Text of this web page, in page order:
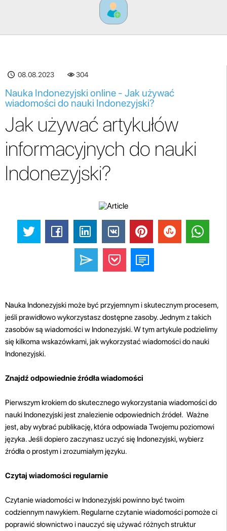
08.08.2023 304
Nauka Indonezyjski online - Jak używać
wiadomości do nauki Indonezyjski?
Jak używać artykułów
informacyjnych do nauki
Indonezyjski?
Nauka Indonezyjski może być przyjemnym i skutecznym procesem,
jeśli prawidłowo wykorzystasz dostępne zasoby. Jednym z takich
zasobów są wiadomości w Indonezyjski. W tym artykule podzielimy
się kilkoma wskazówkami, jak wykorzystać wiadomości do nauki
Indonezyjski.
Znajdź odpowiednie źródła wiadomości
Pierwszym krokiem do skutecznego wykorzystania wiadomości do
nauki Indonezyjski jest znalezienie odpowiednich źródeł. Ważne
jest, aby wybrać publikację, która odpowiada Twojemu poziomowi
języka. Jeśli dopiero zaczynasz uczyć się Indonezyjski, wybierz
źródła o prostym i zrozumiałym języku.
Czytaj wiadomości regularnie
Czytanie wiadomości w Indonezyjski powinno być twoim
codziennym nawykiem. Regularne czytanie wiadomości pomoże ci
poprawić słownictwo i nauczyć się używać różnych struktur